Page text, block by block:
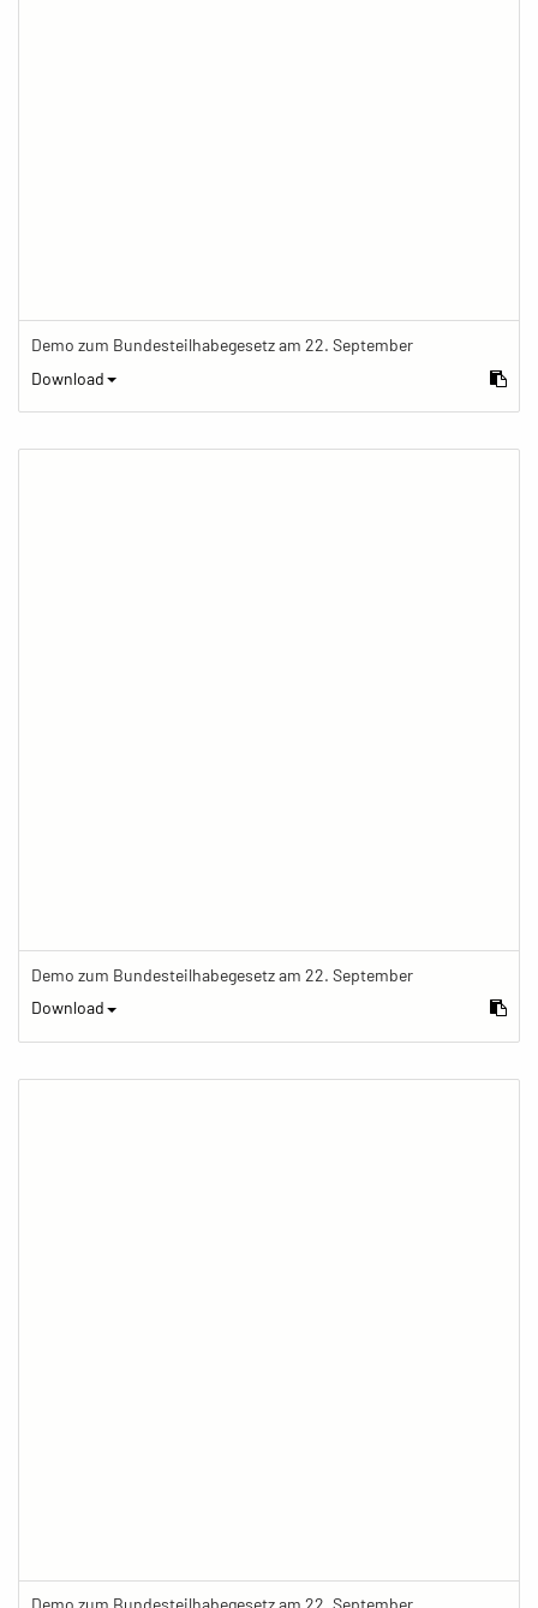
Demo zum Bundesteilhabegesetz am 22. September
Download
Demo zum Bundesteilhabegesetz am 22. September
Download